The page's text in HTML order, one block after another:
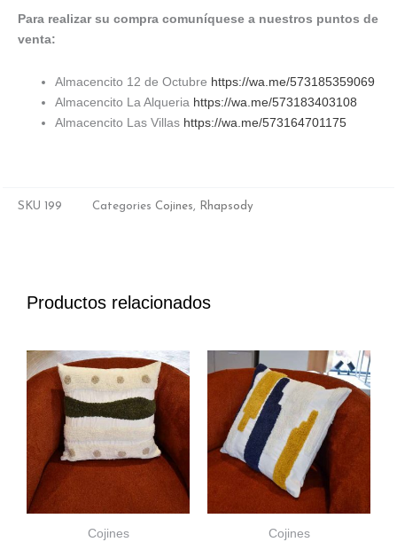
Para realizar su compra comuníquese a nuestros puntos de
venta:
Almacencito 12 de Octubre https://wa.me/573185359069
Almacencito La Alqueria https://wa.me/573183403108
Almacencito Las Villas https://wa.me/573164701175
SKU 199 Categories Cojines Rhapsody
Productos relacionados
Cojines Cojines